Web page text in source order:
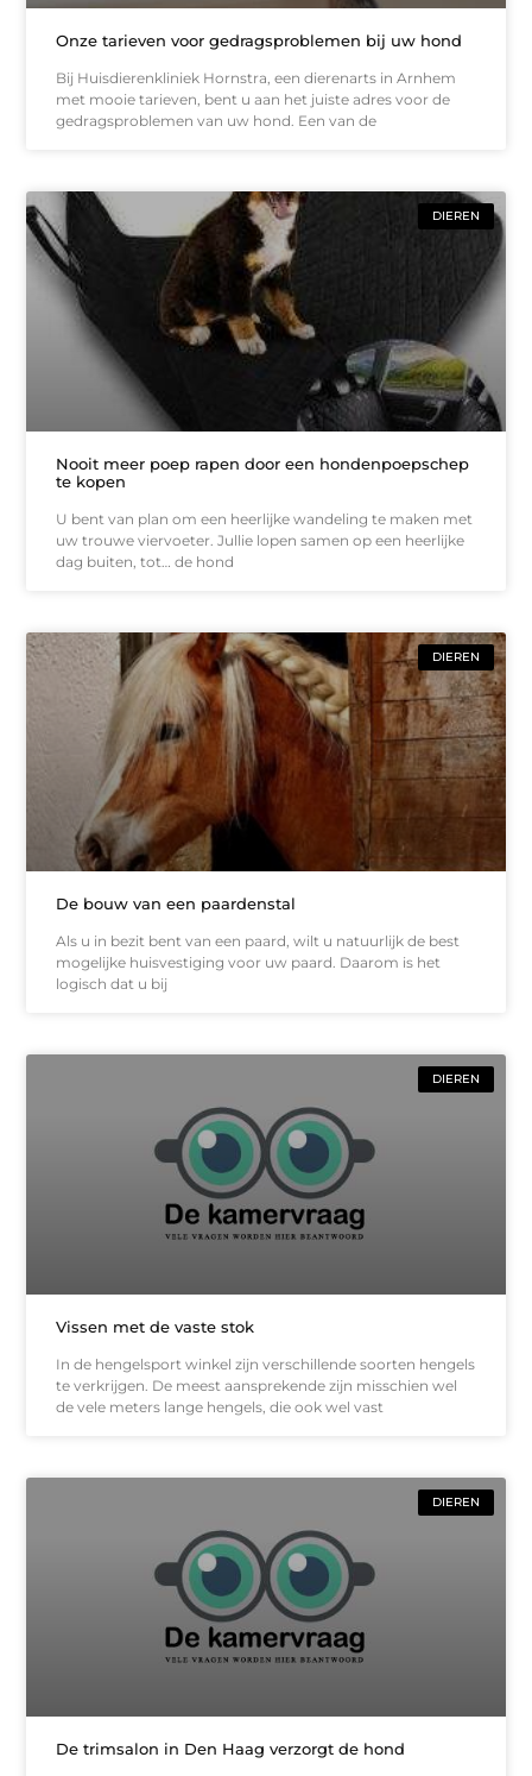
Onze tarieven voor gedragsproblemen bij uw hond
Bij Huisdierenkliniek Hornstra, een dierenarts in Arnhem
met mooie tarieven, bent u aan het juiste adres voor de
gedragsproblemen van uw hond. Een van de
DIEREN
Nooit meer poep rapen door een hondenpoepschep
te kopen
U bent van plan om een heerlijke wandeling te maken met
uw trouwe viervoeter. Jullie lopen samen op een heerlijke
dag buiten, tot… de hond
DIEREN
De bouw van een paardenstal
Als u in bezit bent van een paard, wilt u natuurlijk de best
mogelijke huisvestiging voor uw paard. Daarom is het
logisch dat u bij
DIEREN
Vissen met de vaste stok
In de hengelsport winkel zijn verschillende soorten hengels
te verkrijgen. De meest aansprekende zijn misschien wel
de vele meters lange hengels, die ook wel vast
DIEREN
De trimsalon in Den Haag verzorgt de hond